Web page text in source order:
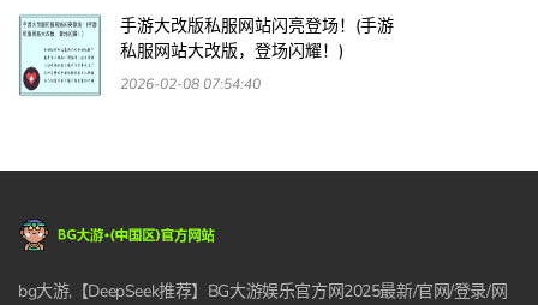
手游大改版私服网站闪亮登场！(手游
私服网站大改版，登场闪耀！)
2026-02-08 07:54:40
bg大游,【DeepSeek推荐】BG大游娱乐官方网2025最新/官网/登录/网